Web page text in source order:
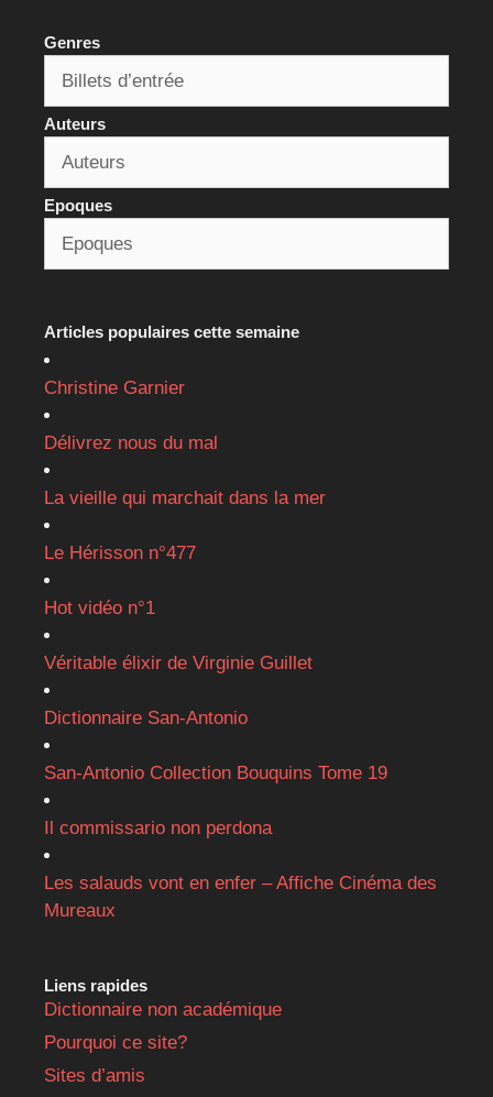
Genres
Auteurs
Epoques
Articles populaires cette semaine
Christine Garnier
Délivrez nous du mal
La vieille qui marchait dans la mer
Le Hérisson n°477
Hot vidéo n°1
Véritable élixir de Virginie Guillet
Dictionnaire San-Antonio
San-Antonio Collection Bouquins Tome 19
Il commissario non perdona
Les salauds vont en enfer – Affiche Cinéma des
Mureaux
Liens rapides
Dictionnaire non académique
Pourquoi ce site?
Sites d’amis